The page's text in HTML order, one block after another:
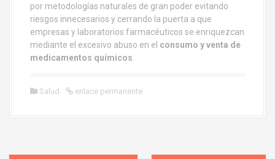
por metodologías naturales de gran poder evitando
riesgos innecesarios y cerrando la puerta a que
empresas y laboratorios farmacéuticos se enriquezcan
mediante el excesivo abuso en el consumo y venta de
medicamentos químicos
Salud enlace permanente